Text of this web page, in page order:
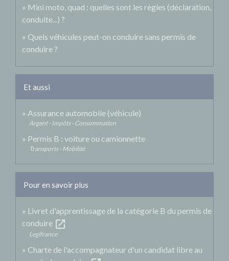
Mini moto, quad : quelles sont les règles (déclaration,
conduite...) ?
Quels véhicules peut-on conduire sans permis de
conduire ?
Et aussi
Assurance automobile (véhicule)
Argent - Impôts - Consommation
Permis B : voiture ou camionnette
Transports - Mobilité
Pour en savoir plus
Livret d'apprentissage de la catégorie B du permis de
conduire open_in_new
Legifrance
Charte de l'accompagnateur d'un candidat libre au